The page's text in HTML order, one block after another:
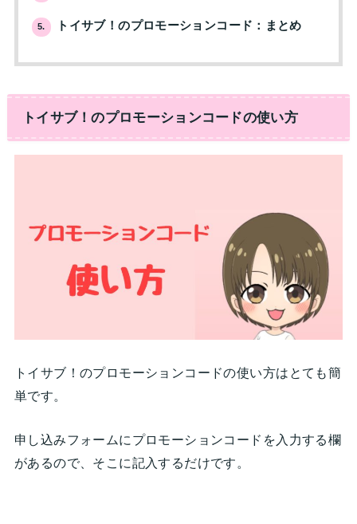
5. トイサブ！のプロモーションコード：まとめ
トイサブ！のプロモーションコードの使い方
トイサブ！のプロモーションコードの使い方はとても簡
単です。
申し込みフォームにプロモーションコードを入力する欄
があるので、そこに記入するだけです。